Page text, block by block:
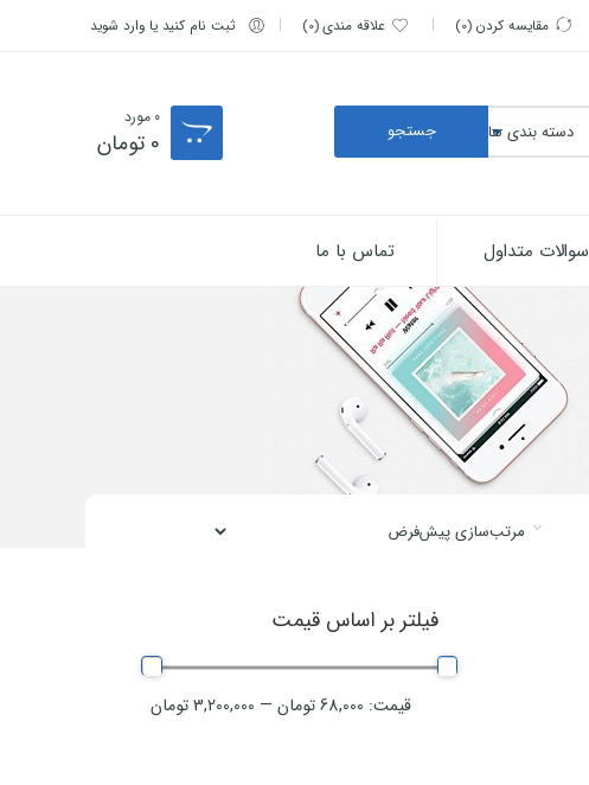
مقایسه کردن 0 علاقه مندی 0 ثبت نام کنید یا وارد شوید
0 مورد
0 تومان
سوالات متداول تماس با ما
فیلتر بر اساس قیمت
قیمت: 68,000 تومان — 3,200,000 تومان